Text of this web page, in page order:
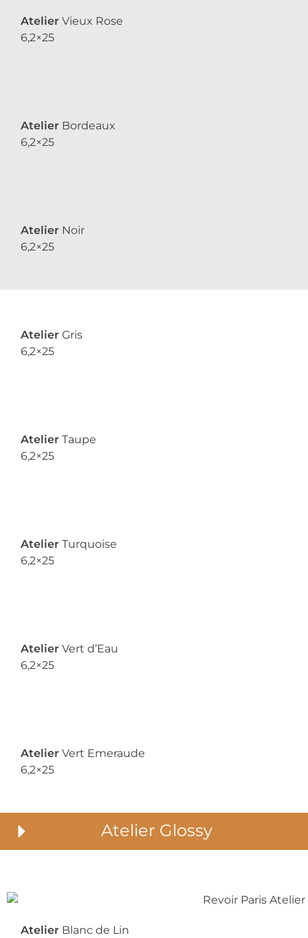
Atelier Vieux Rose
6,2×25
Atelier Bordeaux
6,2×25
Atelier Noir
6,2×25
Atelier Gris
6,2×25
Atelier Taupe
6,2×25
Atelier Turquoise
6,2×25
Atelier Vert d’Eau
6,2×25
Atelier Vert Emeraude
6,2×25
Atelier Glossy
Atelier Blanc de Lin